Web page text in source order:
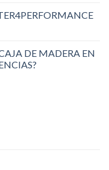
DE MADERA EN